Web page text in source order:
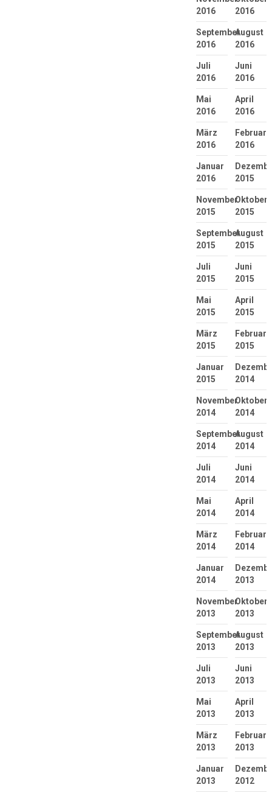
2016
2016
September
2016
August
2016
Juli
2016
Juni
2016
Mai
2016
April
2016
März
2016
Februar
2016
Januar
2016
2015
November
2015
Oktober
2015
September
2015
August
2015
Juli
2015
Juni
2015
Mai
2015
April
2015
März
2015
Februar
2015
Januar
2015
2014
November
2014
Oktober
2014
September
2014
August
2014
Juli
2014
Juni
2014
Mai
2014
April
2014
März
2014
Februar
2014
Januar
2014
2013
November
2013
Oktober
2013
September
2013
August
2013
Juli
2013
Juni
2013
Mai
2013
April
2013
März
2013
Februar
2013
Januar
2013
2012